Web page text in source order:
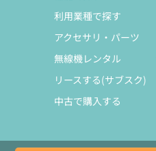
利用業種で探す
アクセサリ・パーツ
無線機レンタル
リースする(サブスク)
中古で購入する